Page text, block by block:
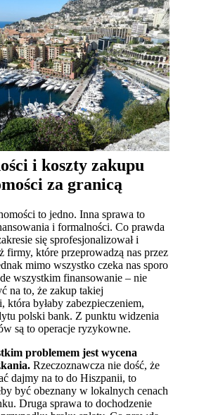
i koszty zakupu
za granicą
to jedno. Inna sprawa to
i formalności. Co prawda
się sprofesjonalizował i
firmy, które przeprowadzą nas przez
mimo wszystko czeka nas sporo
wszystkim finansowanie – nie
na to, że zakup takiej
która byłaby zabezpieczeniem,
polski bank. Z punktu widzenia
są to operacje ryzykowne.
problemem jest wycena
Rzeczoznawcza nie dość, że
dajmy na to do Hiszpanii, to
być obeznany w lokalnych cenach
Druga sprawa to dochodzenie